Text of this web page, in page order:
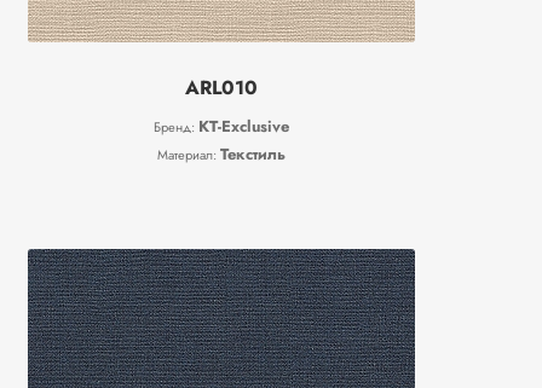
ARL010
Бренд: KT-Exclusive
Материал: Текстиль